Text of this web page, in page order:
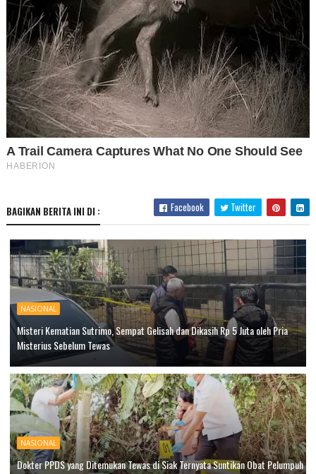
BAGIKAN BERITA INI DI : Facebook Twitter
NASIONAL
Misteri Kematian Sutrimo, Sempat Gelisah dan Dikasih Rp 5 Juta oleh Pria
Misterius Sebelum Tewas
NASIONAL
Dokter PPDS yang Ditemukan Tewas di Siak Ternyata Suntikan Obat Pelumpuh